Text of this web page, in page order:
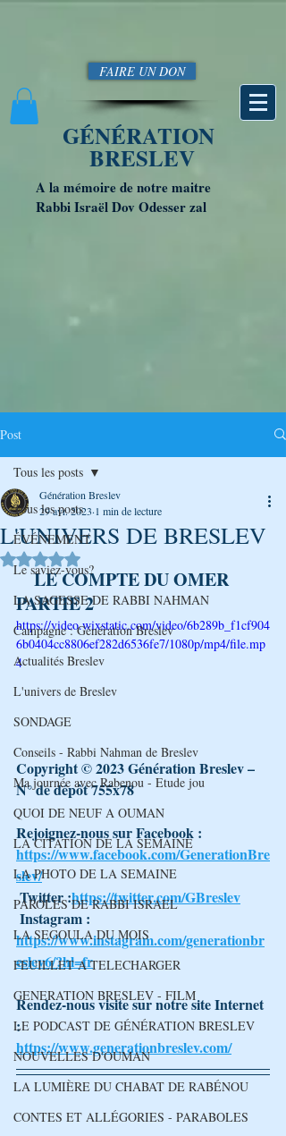
FAIRE UN DON
GÉNÉRATION
BRESLEV
A la mémoire de notre maitre
Rabbi Israël Dov Odesser zal
Post
Tous les posts
ÉVÉNEMENT
Le saviez-vous?
LA SAGESSE DE RABBI NAHMAN
Campagne : Génération Breslev
Actualités Breslev
L'univers de Breslev
SONDAGE
Conseils - Rabbi Nahman de Breslev
Ma journée avec Rabenou - Etude jou
QUOI DE NEUF A OUMAN
LA CITATION DE LA SEMAINE
LA PHOTO DE LA SEMAINE
PAROLES DE RABBI ISRAEL
LA SEGOULA DU MOIS
FEUILLET A TELECHARGER
GENERATION BRESLEV - FILM
LE PODCAST DE GÉNÉRATION BRESLEV
NOUVELLES D'OUMAN
LA LUMIÈRE DU CHABAT DE RABÉNOU
CONTES ET ALLÉGORIES - PARABOLES
Tous les posts
L'UNIVERS DE BRESLEV
Génération Breslev
29 avr. 2023 1 min de lecture
Noté NaN étoiles sur 5.
LE COMPTE DU OMER
PARTIE 2
https://video.wixstatic.com/video/6b289b_f1cf904
6b0404cc8806ef282d6536fe7/1080p/mp4/file.mp
4
Copyright © 2023 Génération Breslev –
N° de dépôt 755x78
Rejoignez-nous sur Facebook :
https://www.facebook.com/GenerationBre
slev/
Twitter :https://twitter.com/GBreslev
Instagram :
https://www.instagram.com/generationbr
eslev6/?hl=fr
Rendez-nous visite sur notre site Internet
:
https://www.generationbreslev.com/